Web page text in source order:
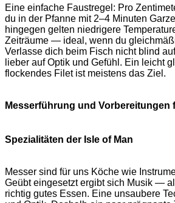
Eine einfache Faustregel: Pro
du in der Pfanne mit 2–4 Minuten
hingegen gelten niedrigere
Zeiträume — ideal, wenn du
Verlasse dich beim Fisch nicht blind
lieber auf Optik und Gefühl. Ein leicht
flockendes Filet ist meistens das Ziel.
Messerführung und Vorbereitungen
Spezialitäten der Isle of Man
Messer sind für uns Köche wie
Geübt eingesetzt ergibt sich Musik —
richtig gutes Essen. Eine unsaubere